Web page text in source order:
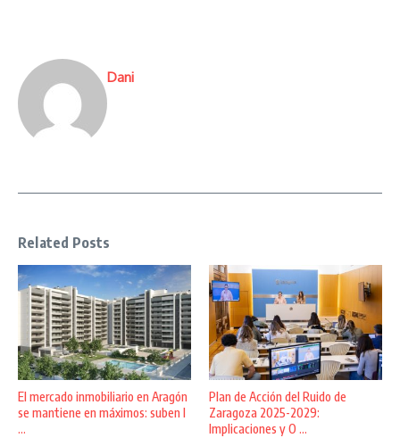
Dani
Related Posts
El mercado inmobiliario en Aragón
se mantiene en máximos: suben l
...
Plan de Acción del Ruido de
Zaragoza 2025-2029:
Implicaciones y O ...